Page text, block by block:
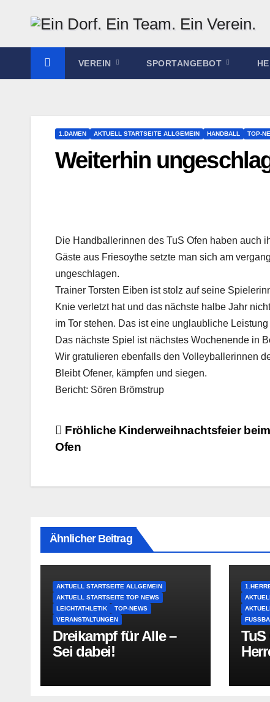
springen
VEREIN SPORTANGEBOT
1.DAMEN AKTUELL STARTSEITE ALLGEMEIN HANDBALL TOP-
Weiterhin
Die Handballerinnen des TuS Ofen haben auch
Gäste aus Friesoythe setzte man sich am
ungeschlagen.
Trainer Torsten Eiben ist stolz auf seine
Knie verletzt hat und das nächste halbe Jahr
im Tor stehen. Das ist eine unglaubliche
Das nächste Spiel ist nächstes Wochenende in
Wir gratulieren ebenfalls den Volleyballerinnen
Bleibt Ofener, kämpfen und siegen.
Bericht: Sören Brömstrup
Beitragsnavigation
Fröhliche Kinderweihnachtsfeier
Ofen
Ähnlicher Beitrag
AKTUELL STARTSEITE ALLGEMEIN
AKTUELL STARTSEITE TOP NEWS
LEICHTATHLETIK
TOP-NEWS
VERANSTALTUNGEN
Dreikampf für Alle –
Sei dabei!
TuS